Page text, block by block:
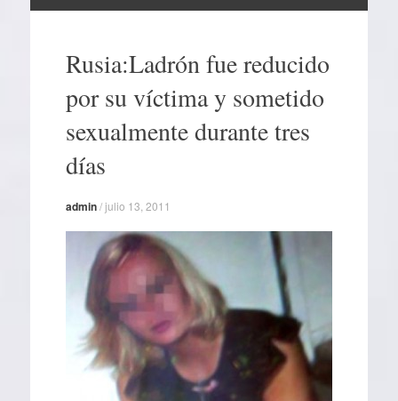
contenidoRusia:Ladrón fue reducido
por su víctima y sometido
sexualmente durante tres
días
admin/julio 13, 2011